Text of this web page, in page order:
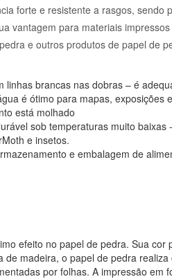
forte e resistente a rasgos,
vantagem para materiais
e outros produtos de papel de
linhas brancas nas dobras – é
é ótimo para mapas,
está molhado
sob temperaturas muito
e insetos.
e embalagem de
efeito no papel de pedra. Sua
de madeira, o papel de pedra
por folhas. A impressão